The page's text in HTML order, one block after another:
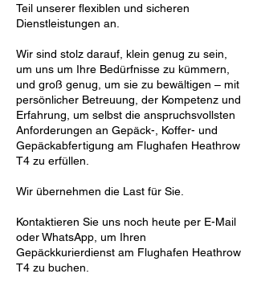
Teil unserer flexiblen und sicheren
Dienstleistungen an.
Wir sind stolz darauf, klein genug zu sein,
um uns um Ihre Bedürfnisse zu kümmern,
und groß genug, um sie zu bewältigen – mit
persönlicher Betreuung, der Kompetenz und
Erfahrung, um selbst die anspruchsvollsten
Anforderungen an Gepäck-, Koffer- und
Gepäckabfertigung am Flughafen Heathrow
T4 zu erfüllen.
Wir übernehmen die Last für Sie.
Kontaktieren Sie uns noch heute per E-Mail
oder WhatsApp, um Ihren
Gepäckkurierdienst am Flughafen Heathrow
T4 zu buchen.